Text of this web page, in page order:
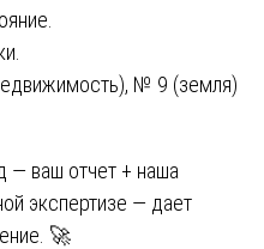
№ 9 (земля)
— ваш отчет + наша
экспертизе — дает
🚀